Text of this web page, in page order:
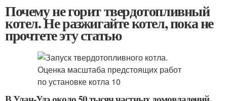
Почему не горит твердотопливный
котел. Не разжигайте котел, пока не
прочтете эту статью